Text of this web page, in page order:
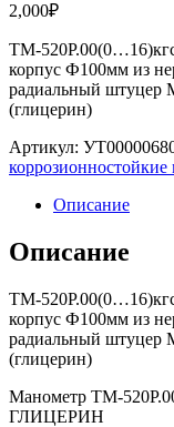
2,000₽
ТМ-
корпус Ф100мм из
радиальный штуцер
(глицерин)
Артикул:
Описание
Описание
ТМ-
корпус Ф100мм из
радиальный штуцер
(глицерин)
Манометр ТМ-
ГЛИЦЕРИН